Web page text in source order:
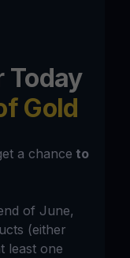
Today
Gold
a chance to
of June,
(either
least one